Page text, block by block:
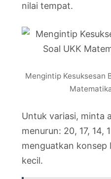
nilai tempat.
Mengintip Kesuksesan
Untuk variasi, minta
menurun: 20, 17, 14,
menguatkan konsep
kecil.